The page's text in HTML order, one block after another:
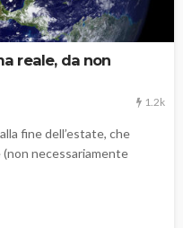
reale, da non
1.2k
fine dell’estate, che
necessariamente